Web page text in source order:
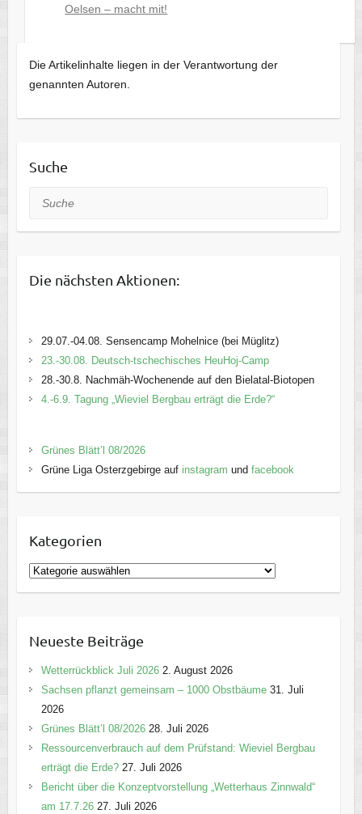
Oelsen – macht mit!
Die Artikelinhalte liegen in der Verantwortung der
genannten Autoren.
Suche
Suche
Die nächsten Aktionen:
29.07.-04.08. Sensencamp Mohelnice (bei Müglitz)
23.-30.08. Deutsch-tschechisches HeuHoj-Camp
28.-30.8. Nachmäh-Wochenende auf den Bielatal-Biotopen
4.-6.9. Tagung „Wieviel Bergbau erträgt die Erde?“
Grünes Blätt’l 08/2026
Grüne Liga Osterzgebirge auf instagram und facebook
Kategorien
K
a
g
o
r
e
n
Neueste Beiträge
Wetterrückblick Juli 2026 2. August 2026
Sachsen pflanzt gemeinsam – 1000 Obstbäume 31. Juli
2026
Grünes Blätt’l 08/2026 28. Juli 2026
Ressourcenverbrauch auf dem Prüfstand: Wieviel Bergbau
erträgt die Erde? 27. Juli 2026
Bericht über die Konzeptvorstellung „Wetterhaus Zinnwald“
am 17.7.26 27. Juli 2026